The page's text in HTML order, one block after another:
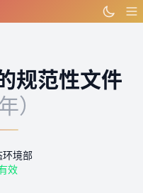
规范性文件
）
环境部
效